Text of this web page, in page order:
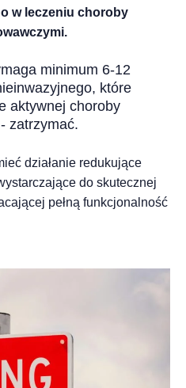
w leczeniu choroby
minimum 6-12
które
aktywnej choroby
zatrzymać.
działanie redukujące
do skutecznej
pełną funkcjonalność